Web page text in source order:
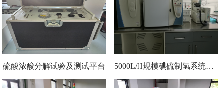
硫酸浓酸分解试验及测试平台 5000L/H规模碘硫制氢系统中碘化氢分解平台